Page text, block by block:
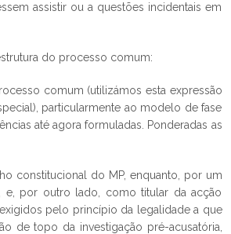
assistir ou a questões incidentais em
do processo comum:
comum (utilizámos esta expressão
particularmente ao modelo de fase
até agora formuladas. Ponderadas as
constitucional do MP, enquanto, por um
e, por outro lado, como titular da acção
pelo princípio da legalidade a que
de topo da investigação pré-acusatória,